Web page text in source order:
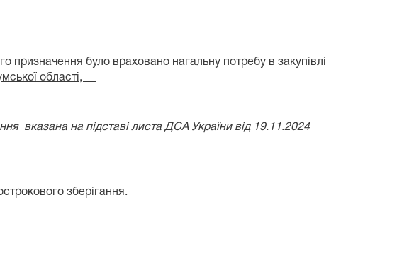
призначення було враховано нагальну потребу в закупівлі
області,
вказана на підставі листа ДСА України від 19.11.2024
зберігання.